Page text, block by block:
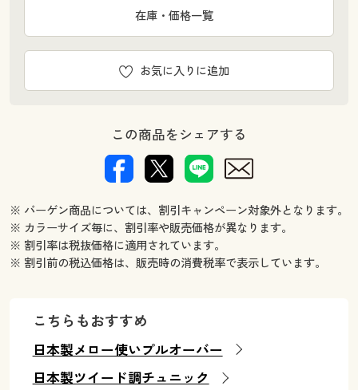
お気に入りに追加
在庫・価格一覧
この商品をシェアする
※ バーゲン商品については、割引キャンペーン対象外となります。
※ カラーサイズ毎に、割引率や販売価格が異なります。
※ 割引率は税抜価格に適用されています。
※ 割引前の税込価格は、販売時の消費税率で表示しています。
こちらもおすすめ
日本製メロー使いプルオーバー
日本製ツイード調チュニック